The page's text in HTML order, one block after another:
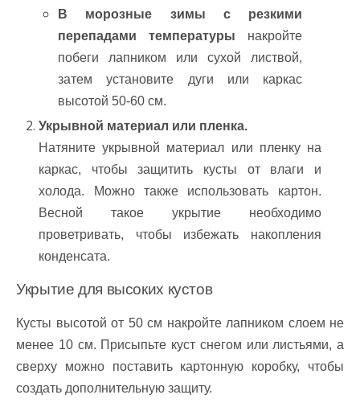
В морозные зимы с резкими
перепадами температуры накройте
побеги лапником или сухой листвой,
затем установите дуги или каркас
высотой 50-60 см.
Укрывной материал или пленка.
Натяните укрывной материал или пленку на
каркас, чтобы защитить кусты от влаги и
холода. Можно также использовать картон.
Весной такое укрытие необходимо
проветривать, чтобы избежать накопления
конденсата.
Укрытие для высоких кустов
Кусты высотой от 50 см накройте лапником слоем не
менее 10 см. Присыпьте куст снегом или листьями, а
сверху можно поставить картонную коробку, чтобы
создать дополнительную защиту.